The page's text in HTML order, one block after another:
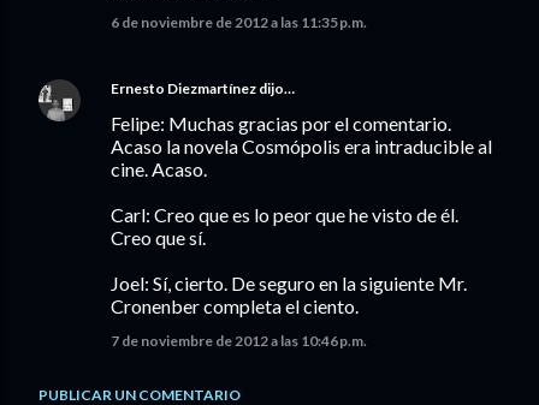
6 de noviembre de 2012 a las 11:35 p.m.
Ernesto Diezmartínez dijo…
Felipe: Muchas gracias por el comentario.
Acaso la novela Cosmópolis era intraducible al
cine. Acaso.
Carl: Creo que es lo peor que he visto de él.
Creo que sí.
Joel: Sí, cierto. De seguro en la siguiente Mr.
Cronenber completa el ciento.
7 de noviembre de 2012 a las 10:46 p.m.
PUBLICAR UN COMENTARIO